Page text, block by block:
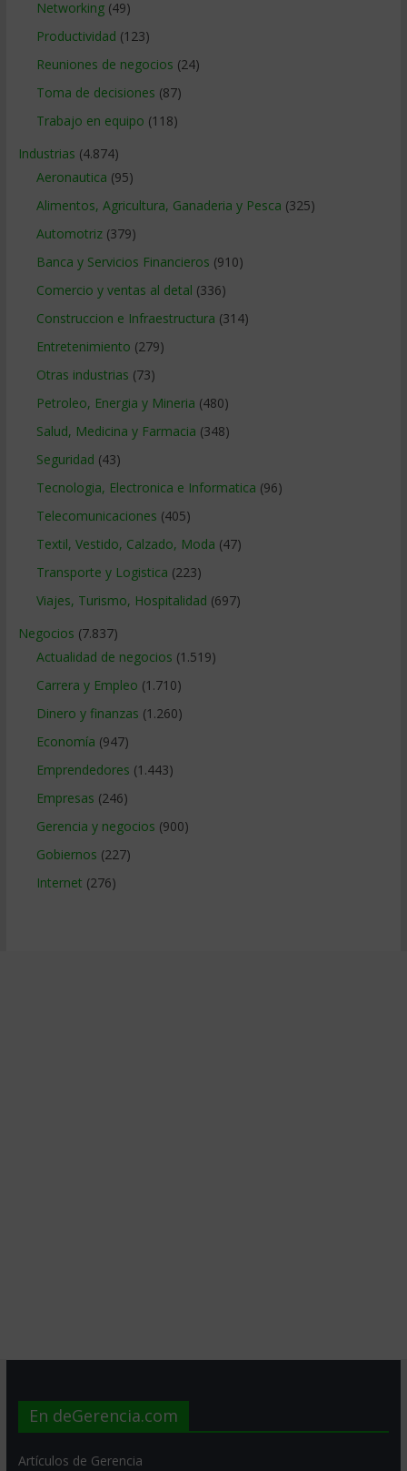
Networking(49)
Productividad (123)
Reuniones de negocios (24)
Toma de decisiones (87)
Trabajo en equipo (118)
Industrias (4.874)
Aeronautica (95)
Alimentos, Agricultura, Ganaderia y Pesca (325)
Automotriz(379)
Banca y Servicios Financieros (910)
Comercio y ventas al detal (336)
Construccion e Infraestructura (314)
Entretenimiento (279)
Otras industrias (73)
Petroleo, Energia y Mineria (480)
Salud, Medicina y Farmacia (348)
Seguridad (43)
Tecnologia, Electronica e Informatica (96)
Telecomunicaciones (405)
Textil, Vestido, Calzado, Moda (47)
Transporte y Logistica (223)
Viajes, Turismo, Hospitalidad (697)
Negocios (7.837)
Actualidad de negocios (1.519)
Carrera y Empleo (1.710)
Dinero y finanzas (1.260)
Economía (947)
Emprendedores (1.443)
Empresas (246)
Gerencia y negocios (900)
Gobiernos (227)
Internet (276)
En deGerencia.com
Artículos de Gerencia